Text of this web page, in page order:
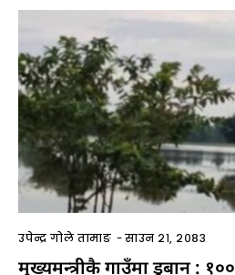
उपेन्द्र गोले तामाङ -साउन २१, २०८३
मुख्यमन्त्रीकै गाउँमा डुबान : १००